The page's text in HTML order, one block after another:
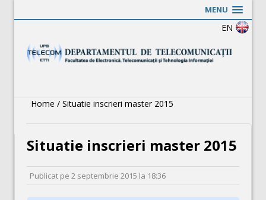
MENU
EN
Home / Situatie inscrieri master 2015
Situatie inscrieri master 2015
Publicat pe 2 septembrie 2015 la 18:36